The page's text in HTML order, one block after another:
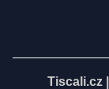
Tiscali.cz